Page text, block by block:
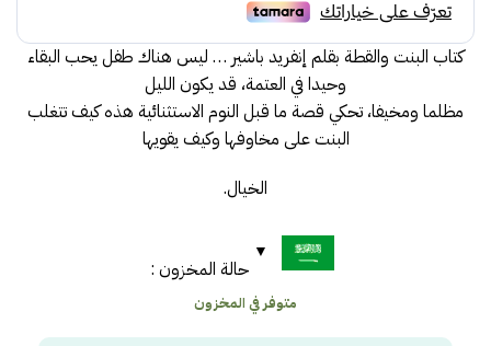
كتاب البنت والقطة بقلم إنفريد باشير … ليس هناك طفل يحب البقاء
وحيدا في العتمة، قد يكون الليل
مظلما ومخيفا، تحكي قصة ما قبل النوم الاستثنائية هذه كيف تتغلب
البنت على مخاوفها وكيف يقويها
الخيال.
حالة المخزون :
متوفر في المخزون